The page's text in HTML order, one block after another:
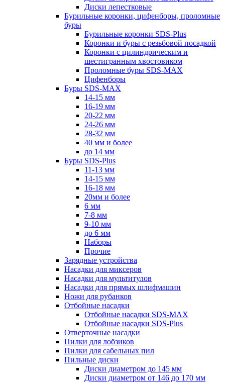
Диски лепестковые
Бурильные коронки, цифенборы, проломные
буры
Бурильные коронки SDS-Plus
Коронки и буры с резьбовой посадкой
Коронки с цилиндрическим и
шестигранным хвостовиком
Проломные буры SDS-MAX
Цифенборы
Буры SDS-MAX
14-15 мм
16-19 мм
20-22 мм
24-26 мм
28-32 мм
40 мм и более
до 14 мм
Буры SDS-Plus
11-13 мм
14-15 мм
16-18 мм
20мм и более
6 мм
7-8 мм
9-10 мм
до 6 мм
Наборы
Прочие
Зарядные устройства
Насадки для миксеров
Насадки для мультитулов
Насадки для прямых шлифмашин
Ножи для рубанков
Отбойные насадки
Отбойные насадки SDS-MAX
Отбойные насадки SDS-Plus
Отверточные насадки
Пилки для лобзиков
Пилки для сабельных пил
Пильные диски
Диски диаметром до 145 мм
Диски диаметром от 146 до 170 мм